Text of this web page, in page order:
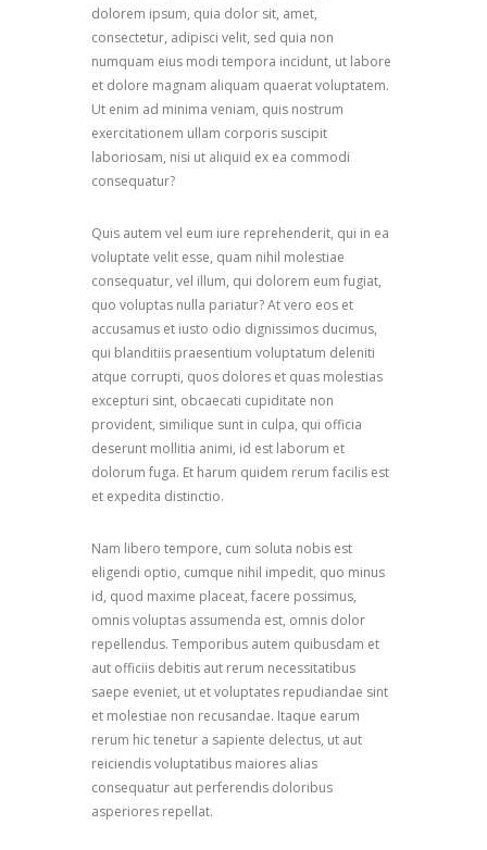
dolorem ipsum, quia dolor sit, amet,
consectetur, adipisci velit, sed quia non
numquam eius modi tempora incidunt, ut labore
et dolore magnam aliquam quaerat voluptatem.
Ut enim ad minima veniam, quis nostrum
exercitationem ullam corporis suscipit
laboriosam, nisi ut aliquid ex ea commodi
consequatur?
Quis autem vel eum iure reprehenderit, qui in ea
voluptate velit esse, quam nihil molestiae
consequatur, vel illum, qui dolorem eum fugiat,
quo voluptas nulla pariatur? At vero eos et
accusamus et iusto odio dignissimos ducimus,
qui blanditiis praesentium voluptatum deleniti
atque corrupti, quos dolores et quas molestias
excepturi sint, obcaecati cupiditate non
provident, similique sunt in culpa, qui officia
deserunt mollitia animi, id est laborum et
dolorum fuga. Et harum quidem rerum facilis est
et expedita distinctio.
Nam libero tempore, cum soluta nobis est
eligendi optio, cumque nihil impedit, quo minus
id, quod maxime placeat, facere possimus,
omnis voluptas assumenda est, omnis dolor
repellendus. Temporibus autem quibusdam et
aut officiis debitis aut rerum necessitatibus
saepe eveniet, ut et voluptates repudiandae sint
et molestiae non recusandae. Itaque earum
rerum hic tenetur a sapiente delectus, ut aut
reiciendis voluptatibus maiores alias
consequatur aut perferendis doloribus
asperiores repellat.